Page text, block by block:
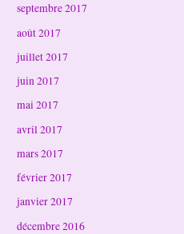
septembre 2017
août 2017
juillet 2017
juin 2017
mai 2017
avril 2017
mars 2017
février 2017
janvier 2017
décembre 2016